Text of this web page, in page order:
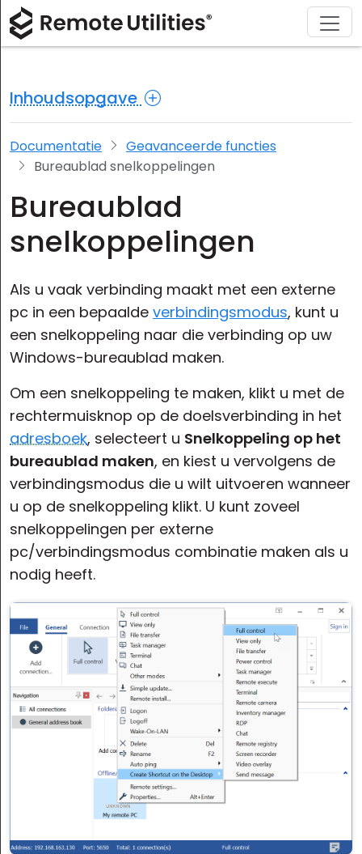
Inhoudsopgave
Documentatie
Geavanceerde functies
Bureaublad snelkoppelingen
Bureaublad
snelkoppelingen
Als u vaak verbinding maakt met een externe
pc in een bepaalde verbindingsmodus, kunt u
een snelkoppeling naar die verbinding op uw
Windows-bureaublad maken.
Om een snelkoppeling te maken, klikt u met de
rechtermuisknop op de doelsverbinding in het
adresboek, selecteert u Snelkoppeling op het
bureaublad maken, en kiest u vervolgens de
verbindingsmodus die u wilt uitvoeren wanneer
u op de snelkoppeling klikt. U kunt zoveel
snelkoppelingen per externe
pc/verbindingsmodus combinatie maken als u
nodig heeft.
Product
Beveiliging
Screenshots
Verbinding modi
Onbeheerd Toegang
Ondersteuning voor Active Directory
MSI-configuratie
Cloud & On-Premise
Oplossingen
Productie en Detailhandel
Gezondheidszorg
Informatietechnologie
Downloaden
macOS
Linux
Kopen
Licentie Assistent
Upgrade Uw Licentie
Ondersteuning
Documentatie
Kennisbank
Over
Perskamer
Schrijf een recensie